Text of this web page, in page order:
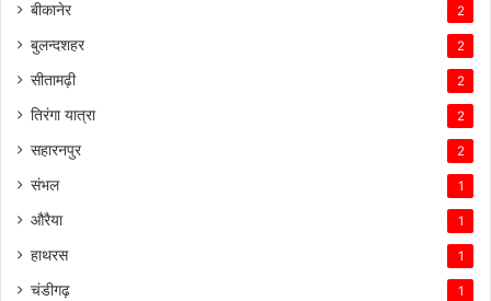
बीकानेर 2
बुलन्दशहर 2
सीतामढ़ी 2
तिरंगा यात्रा 2
सहारनपुर 2
संभल 1
औरैया 1
हाथरस 1
चंडीगढ़ 1